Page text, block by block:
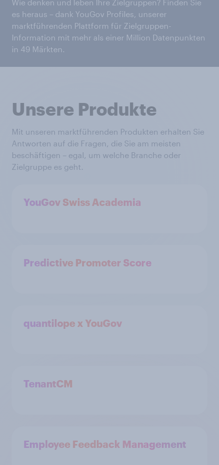
Wie denken und leben Ihre Zielgruppen? Finden Sie
es heraus – dank YouGov Profiles, unserer
marktführenden Plattform für Zielgruppen-
Information mit mehr als einer Million Datenpunkten
in 49 Märkten.
Unsere Produkte
Mit unseren marktführenden Produkten erhalten Sie
Antworten auf die Fragen, die Sie am meisten
beschäftigen – egal, um welche Branche oder
Zielgruppe es geht.
YouGov Swiss Academia
Predictive Promoter Score
quantilope x YouGov
TenantCM
Employee Feedback Management